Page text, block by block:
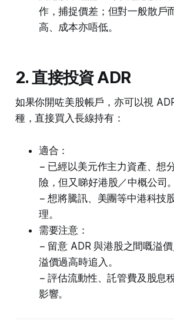
作，捕捉價差；但對一般散戶
高、成本亦唔低。
2. 直接投資 ADR
如果你開咗美股帳戶，亦可以視
種，直接買入長線持有：
適合：
− 已經以美元作主力資產、想
險，但又睇好港股／中概公司。
− 想將騰訊、美團等中港科技
理。
需要注意：
− 留意 ADR 與港股之間嘅溢
溢價過高時追入。
− 評估流動性、託管費及股息
影響。